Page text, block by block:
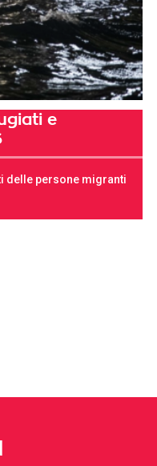
e
delle persone migranti